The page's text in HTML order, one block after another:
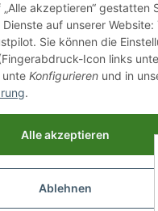
akzeptieren“ gestatten
auf unserer Website:
Sie können die
Icon links
unte Konfigurieren und in
.
Alle akzeptieren
Ablehnen